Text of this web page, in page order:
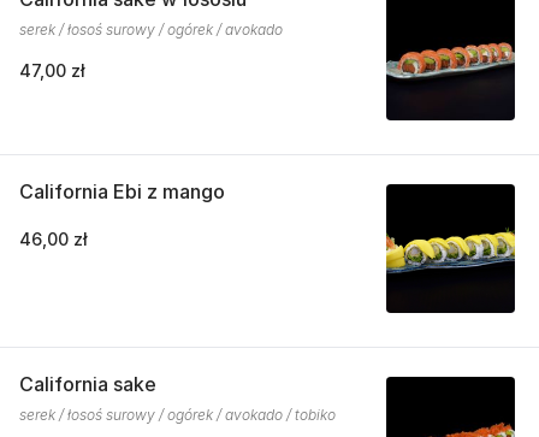
serek / łosoś surowy / ogórek / avokado
47,00 zł
California Ebi z mango
46,00 zł
California sake
serek / łosoś surowy / ogórek / avokado / tobiko